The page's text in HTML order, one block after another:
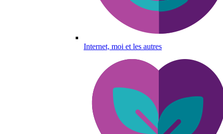
Internet, moi et les autres